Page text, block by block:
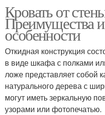
Кровать от
Преимущества
особенности
Откидная конструкция
в виде шкафа с полками
ложе представляет собой
натурального дерева с
могут иметь зеркальную
узорами или фотопечатью.